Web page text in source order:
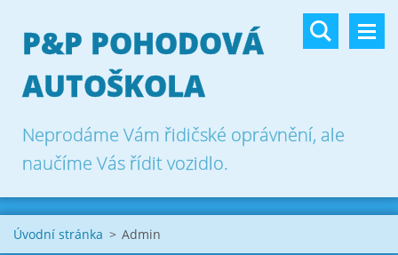
P&P POHODOVÁ
AUTOŠKOLA
Neprodáme Vám řidičské oprávnění, ale
naučíme Vás řídit vozidlo.
Úvodní stránka > Admin